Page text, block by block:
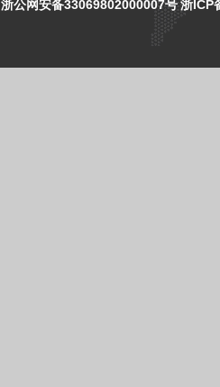
浙公网安备33069802000007号浙ICP